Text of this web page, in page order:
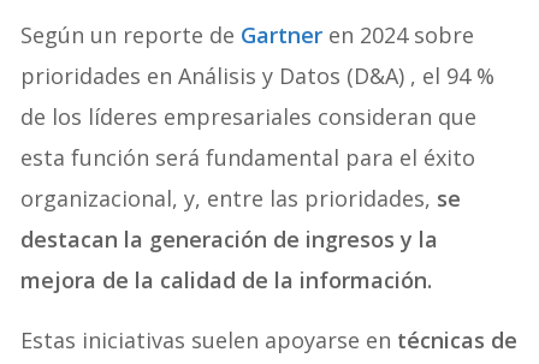
Según un reporte de Gartner en 2024 sobre
prioridades en Análisis y Datos (D&A) , el 94 %
de los líderes empresariales consideran que
esta función será fundamental para el éxito
organizacional, y, entre las prioridades, se
destacan la generación de ingresos y la
mejora de la calidad de la información.
Estas iniciativas suelen apoyarse en técnicas de